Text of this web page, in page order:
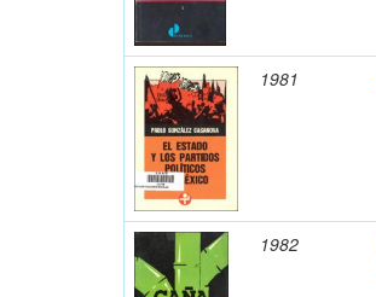
1981
1982